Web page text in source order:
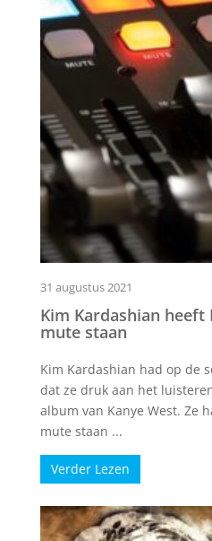
31 augustus 2021
Kim Kardashian heeft
mute staan
Kim Kardashian had op de
dat ze druk aan het
album van Kanye West. Ze
mute staan ...
Verder Lezen